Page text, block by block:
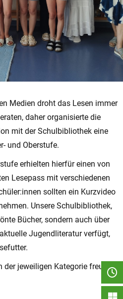
Medien droht das Lesen immer
daher organisierte die
mit der Schulbibliothek eine
und Oberstufe.
erhielten hierfür einen von
Lesepass mit verschiedenen
sollten ein Kurzvideo
Unsere Schulbibliothek,
Bücher, sondern auch über
Jugendliteratur verfügt,
der jeweiligen Kategorie freuten